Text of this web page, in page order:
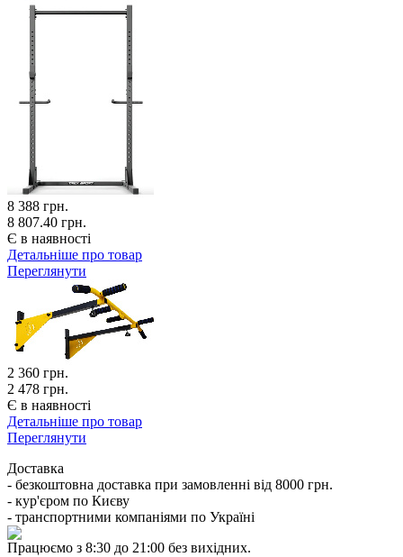
8 388 грн.
8 807.40 грн.
Є в наявності
Детальніше про товар
Переглянути
2 360 грн.
2 478 грн.
Є в наявності
Детальніше про товар
Переглянути
Доставка
- безкоштовна доставка при замовленні від 8000 грн.
- кур'єром по Києву
- транспортними компаніями по Україні
Працюємо з 8:30 до 21:00 без вихідних.